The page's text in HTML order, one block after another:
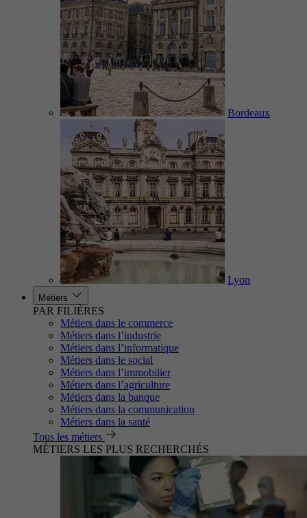
Bordeaux
Lyon
Métiers
PAR FILIÈRES
Métiers dans le commerce
Métiers dans l’industrie
Métiers dans l’informatique
Métiers dans le social
Métiers dans l’immobilier
Métiers dans l’agriculture
Métiers dans la banque
Métiers dans la communication
Métiers dans la santé
Tous les métiers
MÉTIERS LES PLUS RECHERCHÉS